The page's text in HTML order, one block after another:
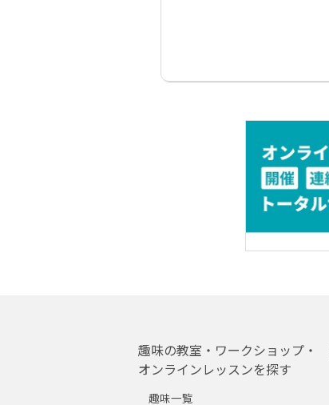
趣味の教室・ワークショップ・
オンラインレッスンを探す
趣味一覧